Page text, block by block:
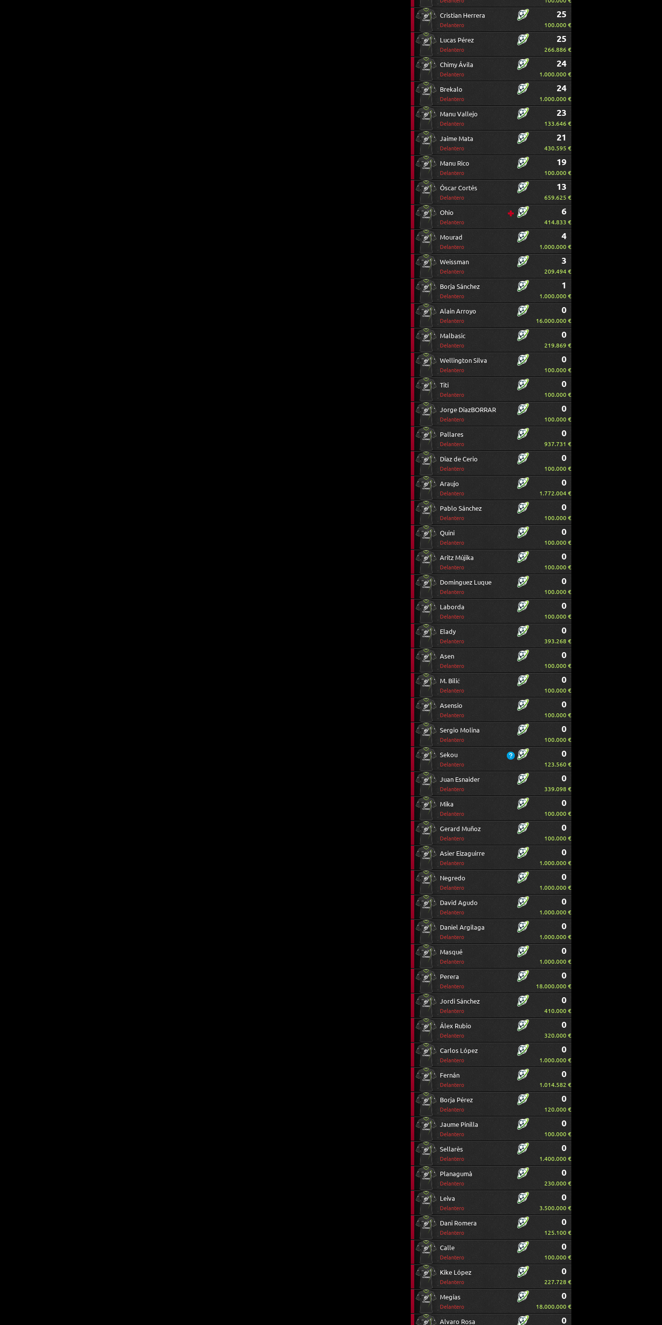
Cristian Herrera
Delantero
25
100.000 €
Lucas Pérez
Delantero
25
266.886 €
Chimy Ávila
Delantero
24
1.000.000 €
Brekalo
Delantero
24
1.000.000 €
Manu Vallejo
Delantero
23
133.646 €
Jaime Mata
Delantero
21
430.595 €
Manu Rico
Delantero
19
100.000 €
Óscar Cortés
Delantero
13
659.625 €
Ohio
Delantero
6
414.833 €
Mourad
Delantero
4
1.000.000 €
Weissman
Delantero
3
209.494 €
Borja Sánchez
Delantero
1
1.000.000 €
Alain Arroyo
Delantero
0
16.000.000 €
Malbasic
Delantero
0
219.869 €
Wellington Silva
Delantero
0
100.000 €
Titi
Delantero
0
100.000 €
Jorge DíazBORRAR
Delantero
0
100.000 €
Pallares
Delantero
0
937.731 €
Díaz de Cerio
Delantero
0
100.000 €
Araujo
Delantero
0
1.772.004 €
Pablo Sánchez
Delantero
0
100.000 €
Quini
Delantero
0
100.000 €
Aritz Mújika
Delantero
0
100.000 €
Dominguez Luque
Delantero
0
100.000 €
Laborda
Delantero
0
100.000 €
Elady
Delantero
0
393.268 €
Asen
Delantero
0
100.000 €
M. Bilić
Delantero
0
100.000 €
Asensio
Delantero
0
100.000 €
Sergio Molina
Delantero
0
100.000 €
Sekou
Delantero
0
123.560 €
Juan Esnaider
Delantero
0
339.098 €
Mika
Delantero
0
100.000 €
Gerard Muñoz
Delantero
0
100.000 €
Asier Eizaguirre
Delantero
0
1.000.000 €
Negredo
Delantero
0
1.000.000 €
David Agudo
Delantero
0
1.000.000 €
Daniel Argilaga
Delantero
0
1.000.000 €
Masqué
Delantero
0
1.000.000 €
Perera
Delantero
0
18.000.000 €
Jordi Sánchez
Delantero
0
410.000 €
Álex Rubio
Delantero
0
320.000 €
Carlos López
Delantero
0
1.000.000 €
Fernán
Delantero
0
1.014.582 €
Borja Pérez
Delantero
0
120.000 €
Jaume Pinilla
Delantero
0
100.000 €
Sellarès
Delantero
0
1.400.000 €
Planagumà
Delantero
0
230.000 €
Leiva
Delantero
0
3.500.000 €
Dani Romera
Delantero
0
125.100 €
Calle
Delantero
0
100.000 €
Kike López
Delantero
0
227.728 €
Megías
Delantero
0
18.000.000 €
Alvaro Rosa 0